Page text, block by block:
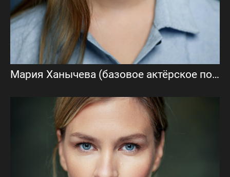
Мария Ханычева (базовое актёрское портфолио)